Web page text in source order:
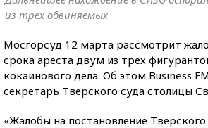
из трех обвиняемых
Мосгорсуд 12 марта рассмотрит
срока ареста двум из трех
кокаинового дела. Об этом Business
секретарь Тверского суда столицы
«Жалобы на постановление